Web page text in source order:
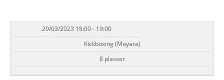
DATO/TID EVENT TILGJENGELIGHET
29/03/2023 18:00 - 19:00
Kickboxing (Mayara)
8 plasser